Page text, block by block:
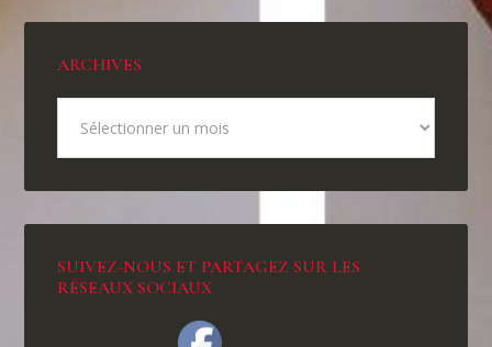
ARCHIVES
SUIVEZ-NOUS ET PARTAGEZ SUR LES
RÉSEAUX SOCIAUX